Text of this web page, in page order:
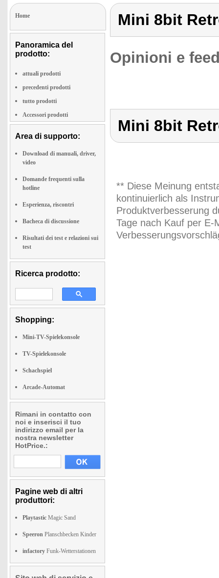
Home
Panoramica del
prodotto:
attuali prodotti
precedenti prodotti
tutto prodotti
Accessori prodotti
Area di supporto:
Download di manuali, driver,
video
Domande frequenti sulla
hotline
Esperienza, riscontri
Bacheca di discussione
Risultati dei test e relazioni sui
test
Ricerca prodotto:
Shopping:
Mini-TV-Spielekonsole
TV-Spielekonsole
Schachspiel
Arcade-Automat
Rimani in contatto con
noi e inserisci il tuo
indirizzo email per la
nostra newsletter
HotPrice.:
Pagine web di altri
produttori:
Playtastic Magic Sand
Speeron Planschbecken Kinder
infactory Funk-Wetterstationen
Mini 8bit
Opinioni e
Mini 8bit
** Diese Meinung
kontinuierlich als
Produktverbesserung
Tage nach Kauf per E-